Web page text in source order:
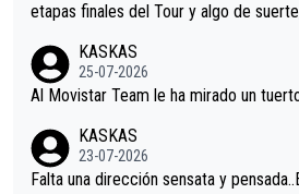
etapas finales del Tour y algo de
KASKAS
25-07-2026
Al Movistar Team le ha mirado un
KASKAS
23-07-2026
Falta una dirección sensata y